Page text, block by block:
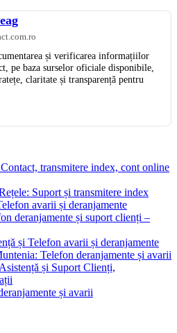
și verificarea informațiilor
pe baza surselor oficiale disponibile,
claritate și transparență pentru
transmitere index, cont online
Suport și transmitere index
avarii și deranjamente
deranjamente și suport clienți –
și Telefon avarii și deranjamente
Telefon deranjamente și avarii
și Suport Clienți,
și avarii